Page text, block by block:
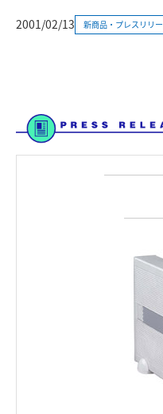
2001/02/13 新商品・プレスリリ